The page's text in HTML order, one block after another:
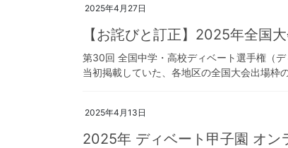
2025年4月27日
【お詫びと訂正】2025年全国
第30回 全国中学・高校ディベート選手権（
当初掲載していた、各地区の全国大会出場
2025年4月13日
2025年 ディベート甲子園 オン